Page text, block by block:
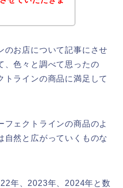
のお店について記事にさせ
、色々と調べて思ったの
トラインの商品に満足して
フェクトラインの商品のよ
自然と広がっていくものな
年、2023年、2024年と数